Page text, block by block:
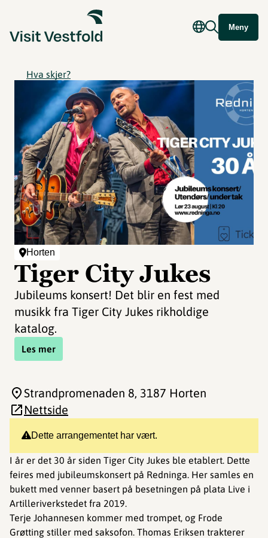
Meny
Hva skjer?
Horten
Tiger City Jukes
Jubileums konsert! Det blir en fest med
musikk fra Tiger City Jukes rikholdige
katalog.
Les mer
Dette arrangementet har vært.
I år er det 30 år siden Tiger City Jukes ble etablert. Dette
feires med jubileumskonsert på Redninga. Her samles en
bukett med venner basert på besetningen på plata Live i
Artilleriverkstedet fra 2019.
Terje Johannesen kommer med trompet, og Frode
Grøtting stiller med saksofon. Thomas Eriksen trakterer
Strandpromenaden 8, 3187 Horten
Nettside